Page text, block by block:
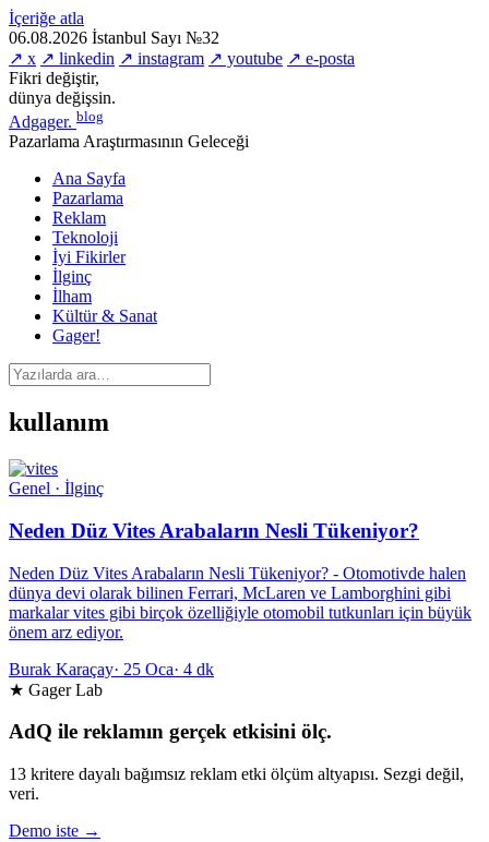
İçeriğe atla
06.08.2026 İstanbul Sayı №32
↗ x ↗ linkedin ↗ instagram ↗ youtube ↗ e-posta
Fikri değiştir,
dünya değişsin.
Adgager. blog
Pazarlama Araştırmasının Geleceği
Ana Sayfa
Pazarlama
Reklam
Teknoloji
İyi Fikirler
İlginç
İlham
Kültür & Sanat
Gager!
kullanım
Genel · İlginç
Neden Düz Vites Arabaların Nesli Tükeniyor?
Neden Düz Vites Arabaların Nesli Tükeniyor? - Otomotivde halen
dünya devi olarak bilinen Ferrari, McLaren ve Lamborghini gibi
markalar vites gibi birçok özelliğiyle otomobil tutkunları için büyük
önem arz ediyor.
Burak Karaçay· 25 Oca· 4 dk
★ Gager Lab
AdQ ile reklamın gerçek etkisini ölç.
13 kritere dayalı bağımsız reklam etki ölçüm altyapısı. Sezgi değil,
veri.
Demo iste →